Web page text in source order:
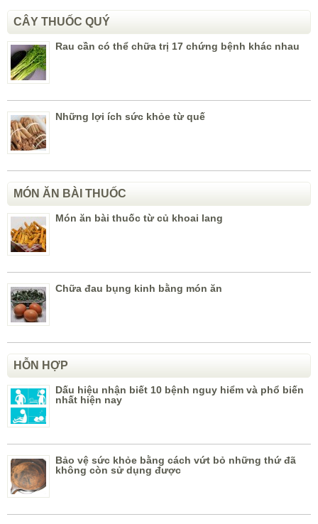
CÂY THUỐC QUÝ
Rau cần có thể chữa trị 17 chứng bệnh khác nhau
Những lợi ích sức khỏe từ quế
MÓN ĂN BÀI THUỐC
Món ăn bài thuốc từ củ khoai lang
Chữa đau bụng kinh bằng món ăn
HỖN HỢP
Dấu hiệu nhận biết 10 bệnh nguy hiểm và phổ biến
nhất hiện nay
Bảo vệ sức khỏe bằng cách vứt bỏ những thứ đã
không còn sử dụng được